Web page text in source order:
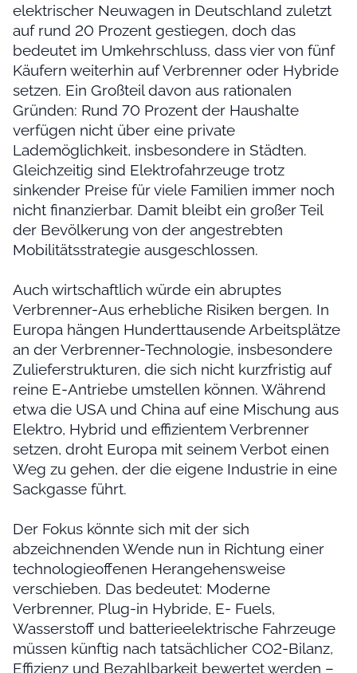
elektrischer Neuwagen in Deutschland zuletzt
auf rund 20 Prozent gestiegen, doch das
bedeutet im Umkehrschluss, dass vier von fünf
Käufern weiterhin auf Verbrenner oder Hybride
setzen. Ein Großteil davon aus rationalen
Gründen: Rund 70 Prozent der Haushalte
verfügen nicht über eine private
Lademöglichkeit, insbesondere in Städten.
Gleichzeitig sind Elektrofahrzeuge trotz
sinkender Preise für viele Familien immer noch
nicht finanzierbar. Damit bleibt ein großer Teil
der Bevölkerung von der angestrebten
Mobilitätsstrategie ausgeschlossen.
Auch wirtschaftlich würde ein abruptes
Verbrenner-Aus erhebliche Risiken bergen. In
Europa hängen Hunderttausende Arbeitsplätze
an der Verbrenner-Technologie, insbesondere
Zulieferstrukturen, die sich nicht kurzfristig auf
reine E-Antriebe umstellen können. Während
etwa die USA und China auf eine Mischung aus
Elektro, Hybrid und effizientem Verbrenner
setzen, droht Europa mit seinem Verbot einen
Weg zu gehen, der die eigene Industrie in eine
Sackgasse führt.
Der Fokus könnte sich mit der sich
abzeichnenden Wende nun in Richtung einer
technologieoffenen Herangehensweise
verschieben. Das bedeutet: Moderne
Verbrenner, Plug-in Hybride, E- Fuels,
Wasserstoff und batterieelektrische Fahrzeuge
müssen künftig nach tatsächlicher CO2-Bilanz,
Effizienz und Bezahlbarkeit bewertet werden –